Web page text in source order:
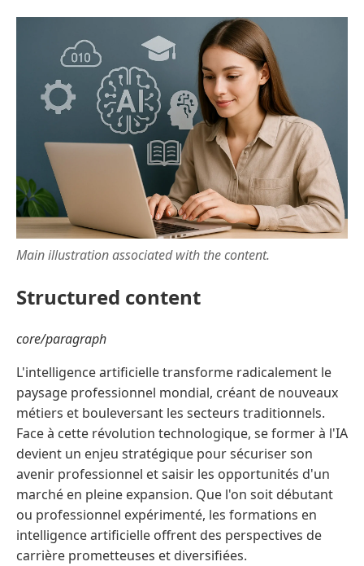
Main illustration associated with the content.
Structured content
core/paragraph
L'intelligence artificielle transforme radicalement le
paysage professionnel mondial, créant de nouveaux
métiers et bouleversant les secteurs traditionnels.
Face à cette révolution technologique, se former à l'IA
devient un enjeu stratégique pour sécuriser son
avenir professionnel et saisir les opportunités d'un
marché en pleine expansion. Que l'on soit débutant
ou professionnel expérimenté, les formations en
intelligence artificielle offrent des perspectives de
carrière prometteuses et diversifiées.